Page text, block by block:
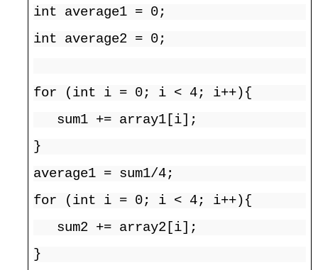
int average1 = 0;
int average2 = 0;
for (int i = 0; i < 4; i++){
sum1 += array1[i];
}
average1 = sum1/4;
for (int i = 0; i < 4; i++){
sum2 += array2[i];
}